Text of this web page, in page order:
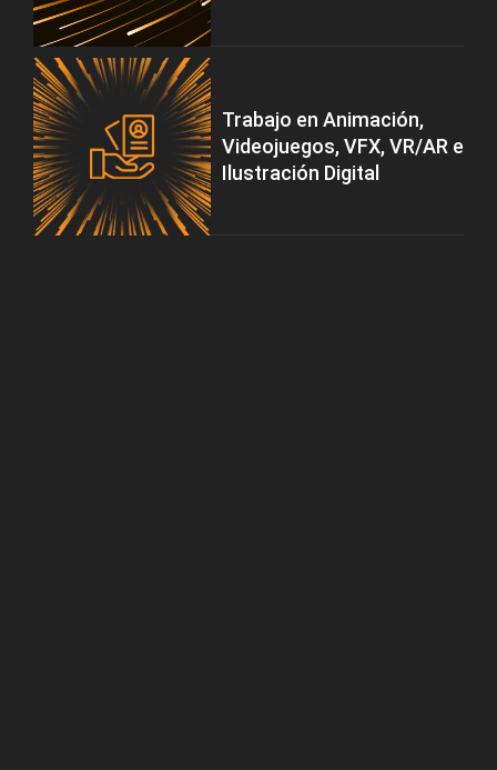
Trabajo en Animación,
Videojuegos, VFX, VR/AR e
Ilustración Digital